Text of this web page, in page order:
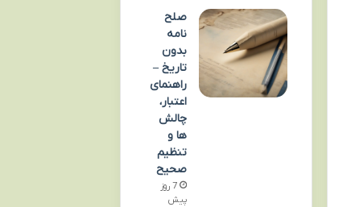
صلح
نامه
بدون
تاریخ –
راهنمای
اعتبار،
چالش
ها و
تنظیم
صحیح
7 روز
پیش